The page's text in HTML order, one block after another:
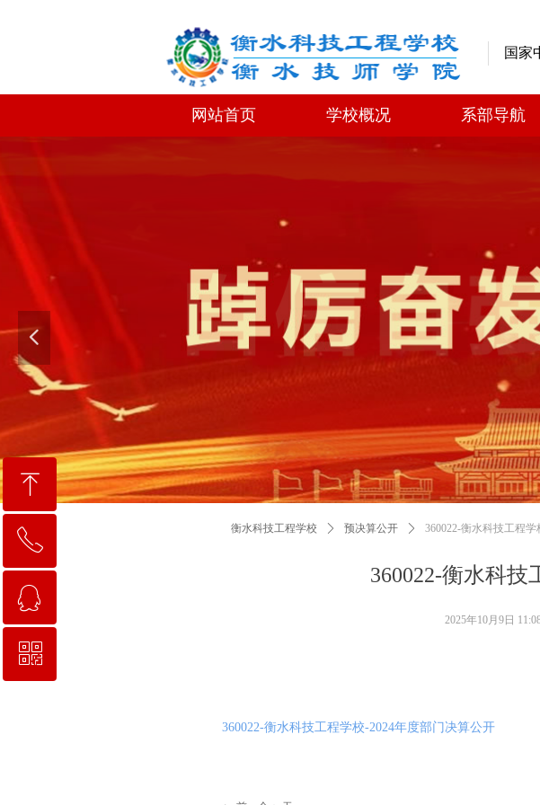
国家
넳
网站首页 学校概况 系部导航
360022-衡水科技
衡水科技工程学校 ꄲ 预决算公开 ꄲ 360022-衡水科技工程
360022-衡水科技工程学校-2024年度部门决算公开
2025年10月9日
ꁸ
回到顶部
ꂅ
0318-2258111
ꁗ
QQ客服
ꀥ